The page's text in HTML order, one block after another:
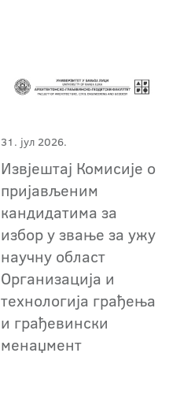
31. јул 2026.
Извјештај Комисије о
пријављеним
кандидатима за
избор у звање за ужу
научну област
Организација и
технологија грађења
и грађевински
менаџмент